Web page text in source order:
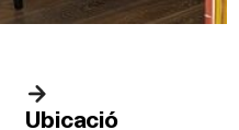
Ubicació